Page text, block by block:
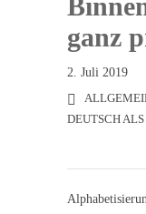
ganz
2. Juli 2019
DEUTSCH